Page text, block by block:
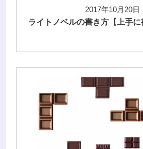
2017年10月20日
ライトノベルの書き方【上手に